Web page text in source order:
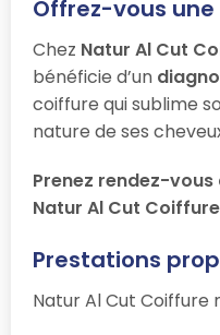
Offrez-vous
Chez Natur Al Cut
bénéficie d’un
coiffure qui sublime
nature de ses
Prenez rendez-
Natur Al Cut
Prestations
Natur Al Cut Coiffure